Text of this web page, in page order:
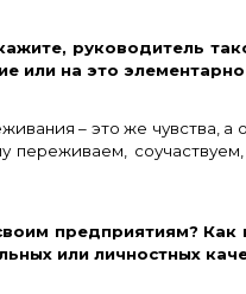
руководитель
или на это элементарно
– это же чувства, а
переживаем,
предприятиям? Как
или личностных